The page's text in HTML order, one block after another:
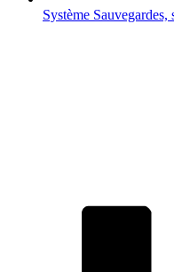
Système